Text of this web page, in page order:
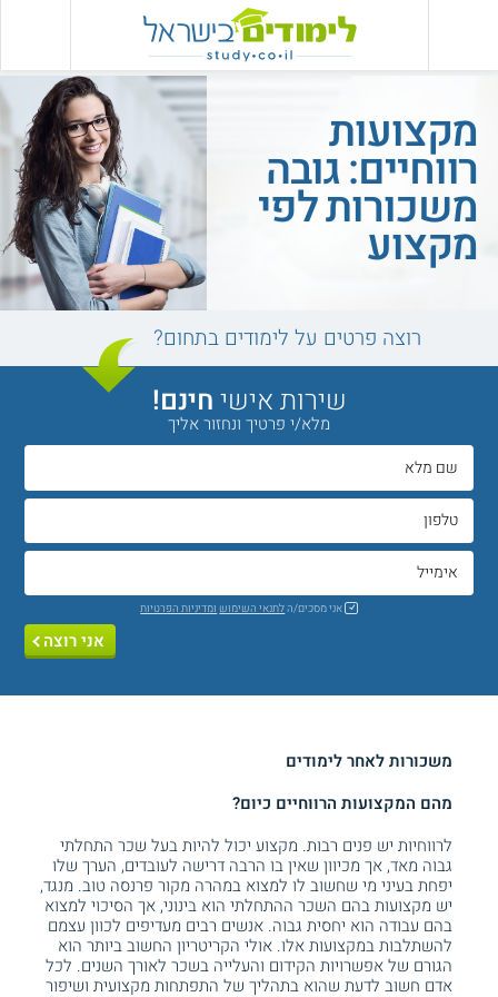
מקצועות
רווחיים: גובה
משכורות לפי
מקצוע
רוצה פרטים על לימודים בתחום?
שירות אישיחינם!
מלא/י פרטיך ונחזור אליך
אני מסכים/הלתנאי השימוש ומדיניות הפרטיות
אני רוצה
משכורות לאחר לימודים
מהם המקצועות הרווחיים כיום?
לרווחיות יש פנים רבות. מקצוע יכול להיות בעל שכר התחלתי
גבוה מאד, אך מכיוון שאין בו הרבה דרישה לעובדים, הערך שלו
יפחת בעיני מי שחשוב לו למצוא במהרה מקור פרנסה טוב. מנגד,
יש מקצועות בהם השכר ההתחלתי הוא בינוני, אך הסיכוי למצוא
בהם עבודה הוא יחסית גבוה. אנשים רבים מעדיפים לכוון עצמם
להשתלבות במקצועות אלו. אולי הקריטריון החשוב ביותר הוא
הגורם של אפשרויות הקידום והעלייה בשכר לאורך השנים. לכל
אדם חשוב לדעת שהוא בתהליך של התפתחות מקצועית ושיפור